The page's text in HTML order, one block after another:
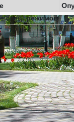
спец. режимов